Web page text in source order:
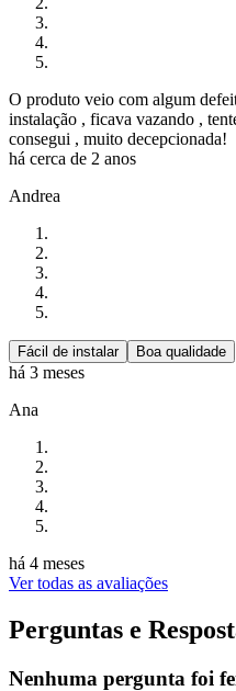
O produto veio com algum
instalação , ficava vazando ,
consegui , muito decepcionada!
há cerca de 2 anos
Andrea
Fácil de instalar Boa qualidade
há 3 meses
Ana
há 4 meses
Ver todas as avaliações
Perguntas e
Nenhuma pergunta foi